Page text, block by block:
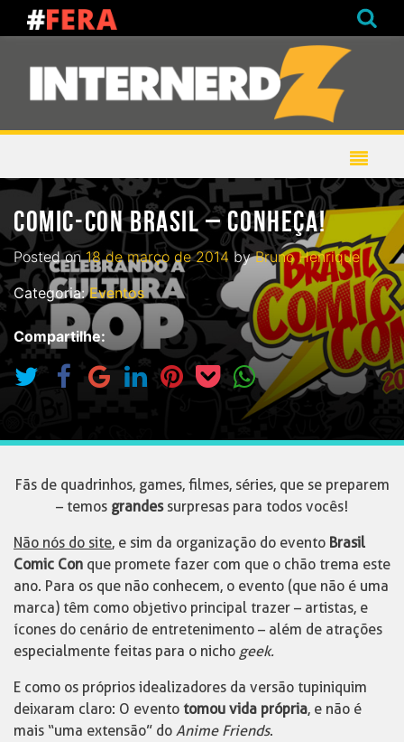
COMIC-CON BRASIL – CONHEÇA!
Posted on18 de março de 2014 byBruno Henrique
Categoria:Eventos
Compartilhe:
Fãs de quadrinhos, games, filmes, séries, que se preparem
– temos grandessurpresas para todos vocês!
Não nós do site, e sim da organização do evento Brasil
Comic Con que promete fazer com que o chão trema este
ano. Para os que não conhecem, o evento (que não é uma
marca) têm como objetivo principal trazer – artistas, e
ícones do cenário de entretenimento – além de atrações
especialmente feitas para o nicho geek.
E como os próprios idealizadores da versão tupiniquim
deixaram claro: O evento tomou vida própria, e não é
mais “uma extensão” do Anime Friends.